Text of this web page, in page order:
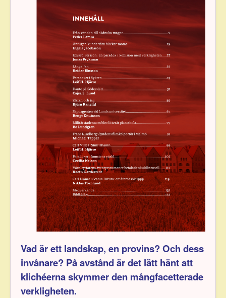
Vad är ett landskap, en provins? Och dess
invå­nare? På avstånd är det lätt hänt att
klichéerna skym­mer den mångfacetterade
verkligheten.